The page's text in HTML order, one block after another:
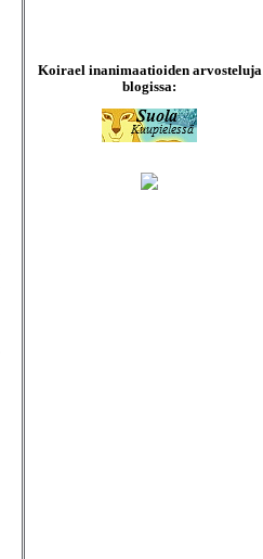
Koirael inanimaatioiden arvosteluja
blogissa: